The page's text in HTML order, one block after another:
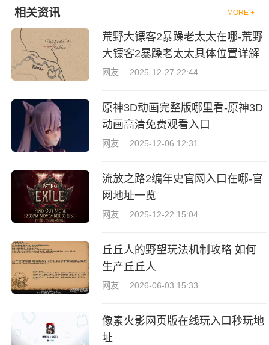
相关资讯 MORE +
荒野大镖客2暴躁老太太在哪-荒野
大镖客2暴躁老太太具体位置详解
网友 2025-12-27 22:44
原神3D动画完整版哪里看-原神3D
动画高清免费观看入口
网友 2025-12-06 12:31
流放之路2编年史官网入口在哪-官
网地址一览
网友 2025-12-22 15:04
丘丘人的野望玩法机制攻略 如何
生产丘丘人
网友 2026-06-03 15:33
像素火影网页版在线玩入口秒玩地
址